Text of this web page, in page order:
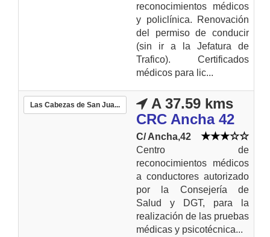
reconocimientos médicos
y policlínica. Renovación
del permiso de conducir
(sin ir a la Jefatura de
Trafico). Certificados
médicos para lic...
Las Cabezas de San Jua...
A 37.59 kms
CRC Ancha 42
C/ Ancha,42
Centro de
reconocimientos médicos
a conductores autorizado
por la Consejería de
Salud y DGT, para la
realización de las pruebas
médicas y psicotécnica...